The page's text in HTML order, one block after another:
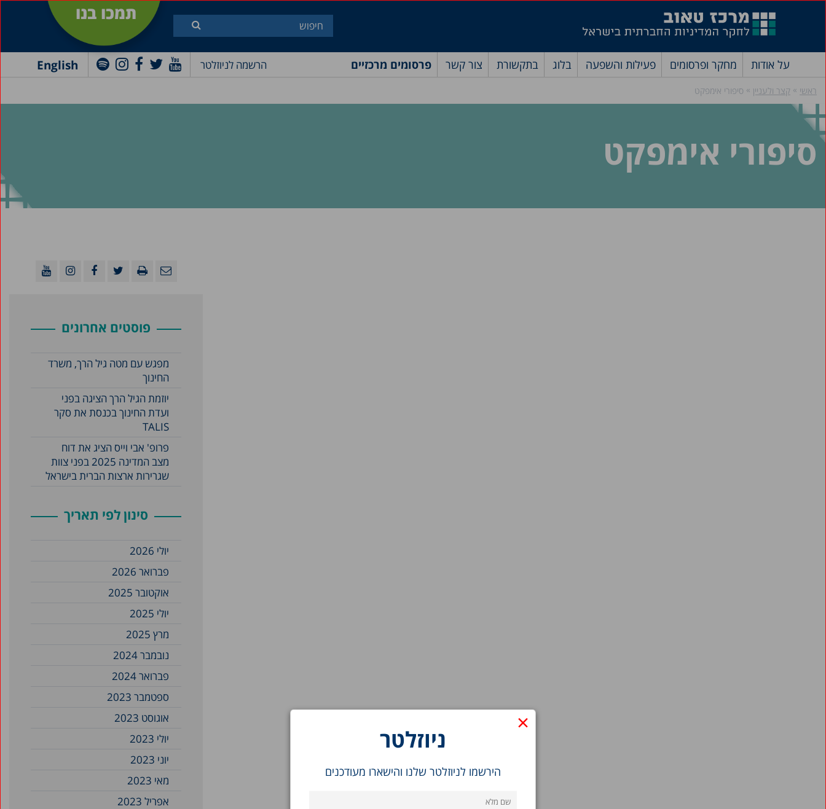
תמכו בנו
על אודות מחקר ופרסומים פעילות והשפעה בלוג בתקשורת צור קשר פרסומים מרכזיים הרשמה לניוזלטר English
×
ניוזלטר
הירשמו לניוזלטר שלנו והישארו מעודכנים
ראשי » קצר ולעניין » סיפורי אימפקט
סיפורי אימפקט
פוסטים אחרונים
מפגש עם מטה גיל הרך, משרד
החינוך
יוזמת הגיל הרך הציגה בפני
ועדת החינוך בכנסת את סקר
TALIS
פרופ' אבי וייס הציג את דוח
מצב המדינה 2025 בפני צוות
שגרירות ארצות הברית בישראל
סינון לפי תאריך
יולי 2026
פברואר 2026
אוקטובר 2025
יולי 2025
מרץ 2025
נובמבר 2024
פברואר 2024
ספטמבר 2023
אוגוסט 2023
יולי 2023
יוני 2023
מאי 2023
אפריל 2023